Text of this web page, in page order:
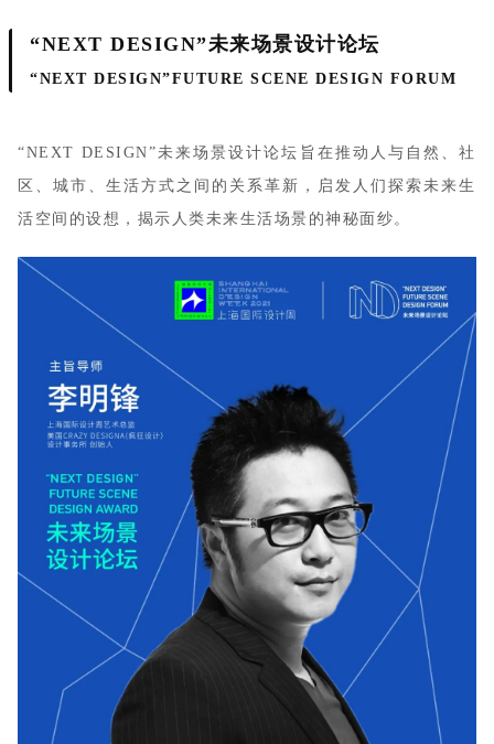
“NEXT DESIGN”未来场景设计论坛
“NEXT DESIGN”FUTURE SCENE DESIGN FORUM
“NEXT DESIGN”未来场景设计论坛旨在推动人与自然、社
区、城市、生活方式之间的关系革新，启发人们探索未来生
活空间的设想，揭示人类未来生活场景的神秘面纱。